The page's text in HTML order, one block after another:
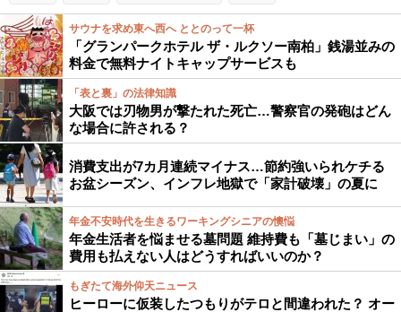
サウナを求め東へ西へ ととのって一杯
「グランパークホテル ザ・ルクソー南柏」銭湯並みの
料金で無料ナイトキャップサービスも
「表と裏」の法律知識
大阪では刃物男が撃たれた死亡…警察官の発砲はどん
な場合に許される？
消費支出が7カ月連続マイナス…節約強いられケチる
お盆シーズン、インフレ地獄で「家計破壊」の夏に
年金不安時代を生きるワーキングシニアの懊悩
年金生活者を悩ませる墓問題 維持費も「墓じまい」の
費用も払えない人はどうすればいいのか？
もぎたて海外仰天ニュース
ヒーローに仮装したつもりがテロと間違われた？ オー